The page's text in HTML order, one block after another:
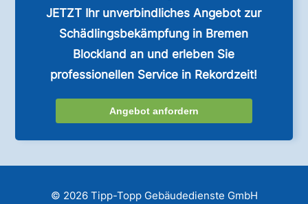
JETZT Ihr unverbindliches Angebot zur
Schädlingsbekämpfung in Bremen
Blockland an und erleben Sie
professionellen Service in Rekordzeit!
Angebot anfordern
© 2026 Tipp-Topp Gebäudedienste GmbH